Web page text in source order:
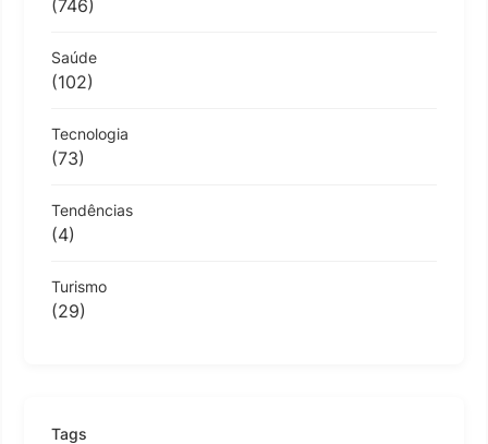
(746)
Saúde
(102)
Tecnologia
(73)
Tendências
(4)
Turismo
(29)
Tags